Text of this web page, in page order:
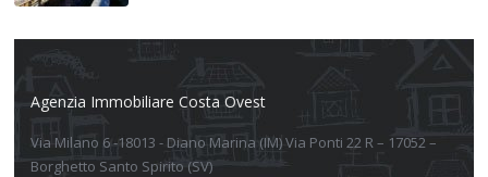
Agenzia Immobiliare Costa Ovest
Via Milano 6 -18013 - Diano Marina (IM) Via Ponti 22 R – 17052 –
Borghetto Santo Spirito (SV)